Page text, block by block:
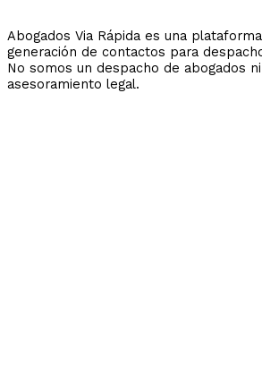
Abogados Via Rápida es una
generación de contactos para
No somos un despacho de abogados
asesoramiento legal.